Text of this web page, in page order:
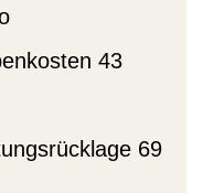
43
69